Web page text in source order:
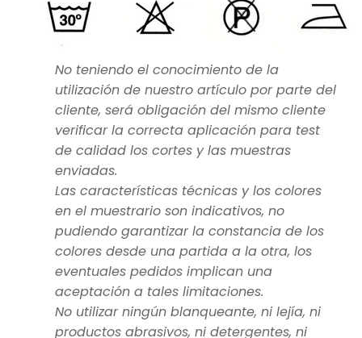
No teniendo el conocimiento de la
utilización de nuestro artículo por parte del
cliente, será obligación del mismo cliente
verificar la correcta aplicación para test
de calidad los cortes y las muestras
enviadas.
Las características técnicas y los colores
en el muestrario son indicativos, no
pudiendo garantizar la constancia de los
colores desde una partida a la otra, los
eventuales pedidos implican una
aceptación a tales limitaciones.
No utilizar ningún blanqueante, ni lejía, ni
productos abrasivos, ni detergentes, ni